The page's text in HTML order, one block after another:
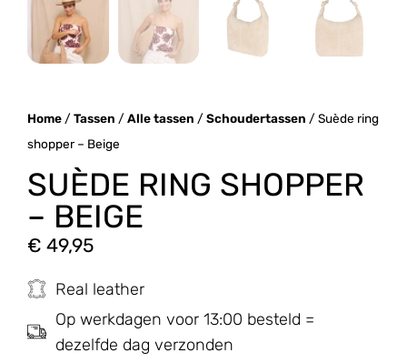
Home / Tassen / Alle tassen / Schoudertassen / Suède ring
shopper – Beige
SUÈDE RING SHOPPER
– BEIGE
€ 49,95
Real leather
Op werkdagen voor 13:00 besteld =
dezelfde dag verzonden